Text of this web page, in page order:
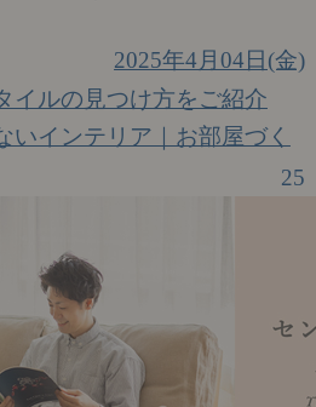
2025年4月04日(金)
イルの見つけ方をご紹介
いインテリア｜お部屋づく
25